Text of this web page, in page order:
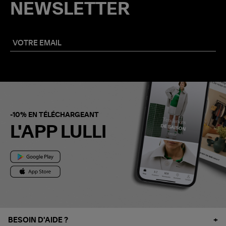
NEWSLETTER
-10% EN TÉLÉCHARGEANT
L'APP LULLI
BESOIN D'AIDE ?